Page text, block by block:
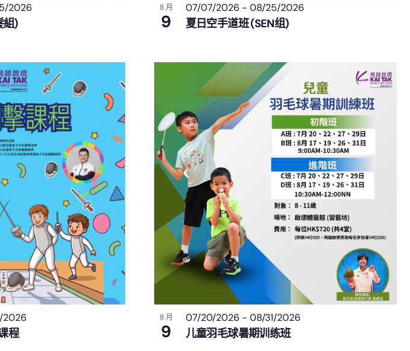
2026
組)
8 月
9
07/07/2026 - 08/25/2026
夏日空手道班 (SEN组)
2026
程
8 月
9
07/20/2026 - 08/31/2026
儿童羽毛球暑期训练班